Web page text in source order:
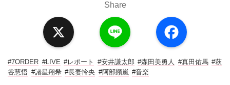
Share
a
c
o
#7ORDER #LIVE #レポート #安井謙太郎 #森田美勇人 #真田佑馬 #萩
谷慧悟 #諸星翔希 #⻑妻怜央 #阿部顕嵐 #音楽